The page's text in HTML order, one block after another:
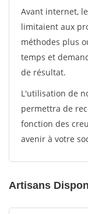
Avant internet,
limitaient aux
méthodes plus
temps et
de résultat.
L'utilisation de
permettra de
fonction des
avenir à votre
Artisans